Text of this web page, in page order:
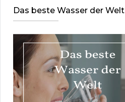
Das beste Wasser der Welt